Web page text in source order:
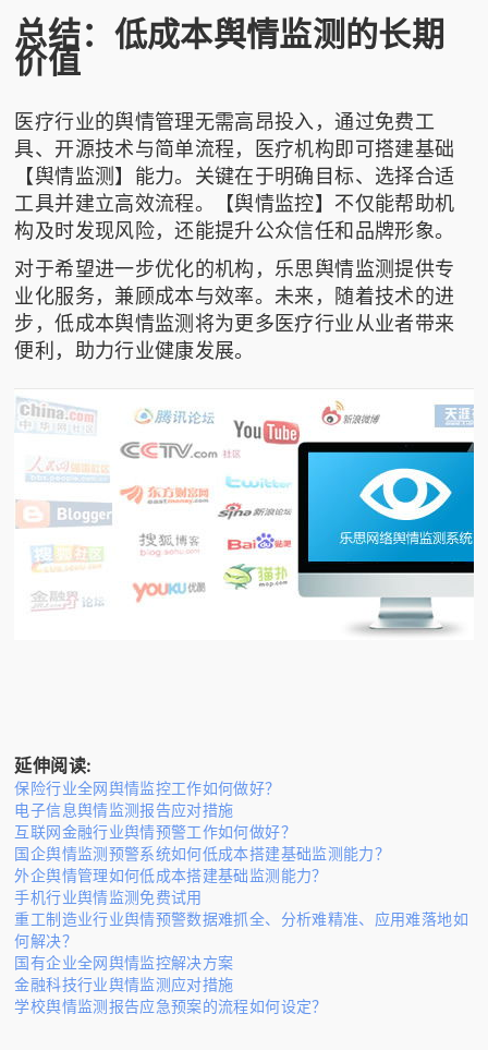
总结：低成本舆情监测的长期
价值
医疗行业的舆情管理无需高昂投入，通过免费工
具、开源技术与简单流程，医疗机构即可搭建基础
【舆情监测】能力。关键在于明确目标、选择合适
工具并建立高效流程。【舆情监控】不仅能帮助机
构及时发现风险，还能提升公众信任和品牌形象。
对于希望进一步优化的机构， 乐思舆情监测提供专
业化服务，兼顾成本与效率。未来，随着技术的进
步，低成本舆情监测将为更多医疗行业从业者带来
便利，助力行业健康发展。
延伸阅读:
保险行业全网舆情监控工作如何做好？
电子信息舆情监测报告应对措施
互联网金融行业舆情预警工作如何做好？
国企舆情监测预警系统如何低成本搭建基础监测能力？
外企舆情管理如何低成本搭建基础监测能力？
手机行业舆情监测免费试用
重工制造业行业舆情预警数据难抓全、分析难精准、应用难落地如
何解决？
国有企业全网舆情监控解决方案
金融科技行业舆情监测应对措施
学校舆情监测报告应急预案的流程如何设定？